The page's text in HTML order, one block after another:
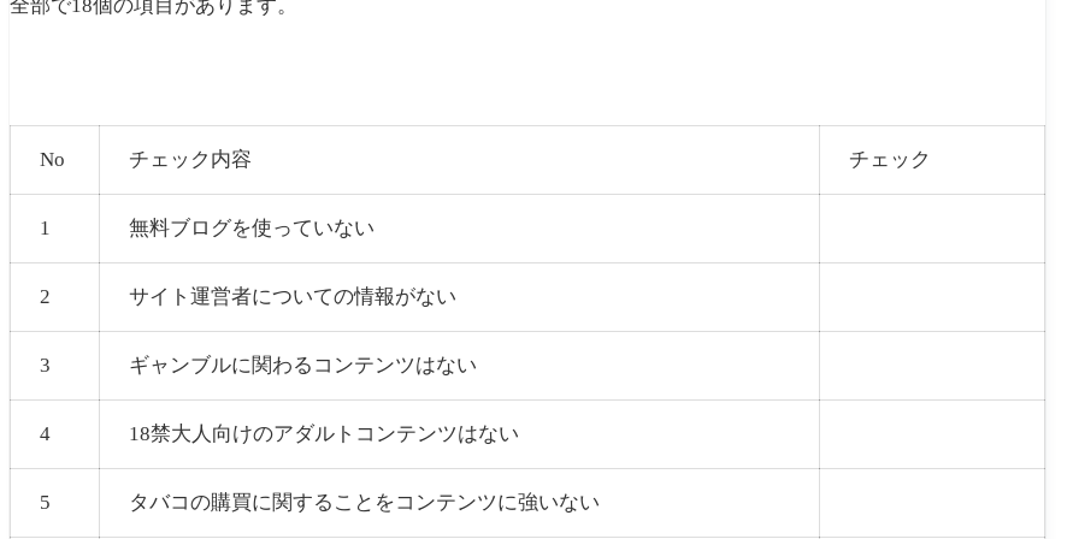
全部で18個の項目があります。
No チェック内容 チェック
1 無料ブログを使っていない
2 サイト運営者についての情報がない
3 ギャンブルに関わるコンテンツはない
4 18禁大人向けのアダルトコンテンツはない
5 タバコの購買に関することをコンテンツに強いない